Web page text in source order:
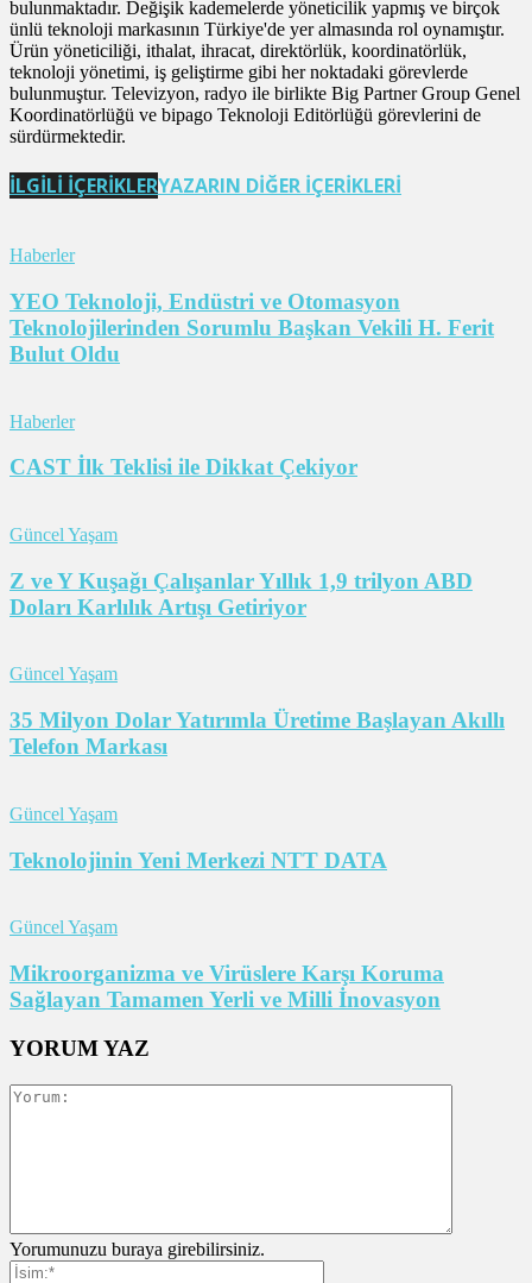
bulunmaktadır. Değişik kademelerde yöneticilik yapmış ve birçok
ünlü teknoloji markasının Türkiye'de yer almasında rol oynamıştır.
Ürün yöneticiliği, ithalat, ihracat, direktörlük, koordinatörlük,
teknoloji yönetimi, iş geliştirme gibi her noktadaki görevlerde
bulunmuştur. Televizyon, radyo ile birlikte Big Partner Group Genel
Koordinatörlüğü ve bipago Teknoloji Editörlüğü görevlerini de
sürdürmektedir.
İLGİLİ İÇERİKLERYAZARIN DİĞER İÇERİKLERİ
Haberler
YEO Teknoloji, Endüstri ve Otomasyon
Teknolojilerinden Sorumlu Başkan Vekili H. Ferit
Bulut Oldu
Haberler
CAST İlk Teklisi ile Dikkat Çekiyor
Güncel Yaşam
Z ve Y Kuşağı Çalışanlar Yıllık 1,9 trilyon ABD
Doları Karlılık Artışı Getiriyor
Güncel Yaşam
35 Milyon Dolar Yatırımla Üretime Başlayan Akıllı
Telefon Markası
Güncel Yaşam
Teknolojinin Yeni Merkezi NTT DATA
Güncel Yaşam
Mikroorganizma ve Virüslere Karşı Koruma
Sağlayan Tamamen Yerli ve Milli İnovasyon
YORUM YAZ
Yorumunuzu buraya girebilirsiniz.